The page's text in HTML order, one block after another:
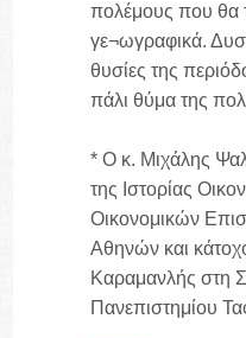
πολέμους που θα
γε¬ωγραφικά.
θυσίες της
πάλι θύμα της
* Ο κ. Μιχάλης
της Ιστορίας
Οικονομικών
Αθηνών και
Καραμανλής στη
Πανεπιστημίου